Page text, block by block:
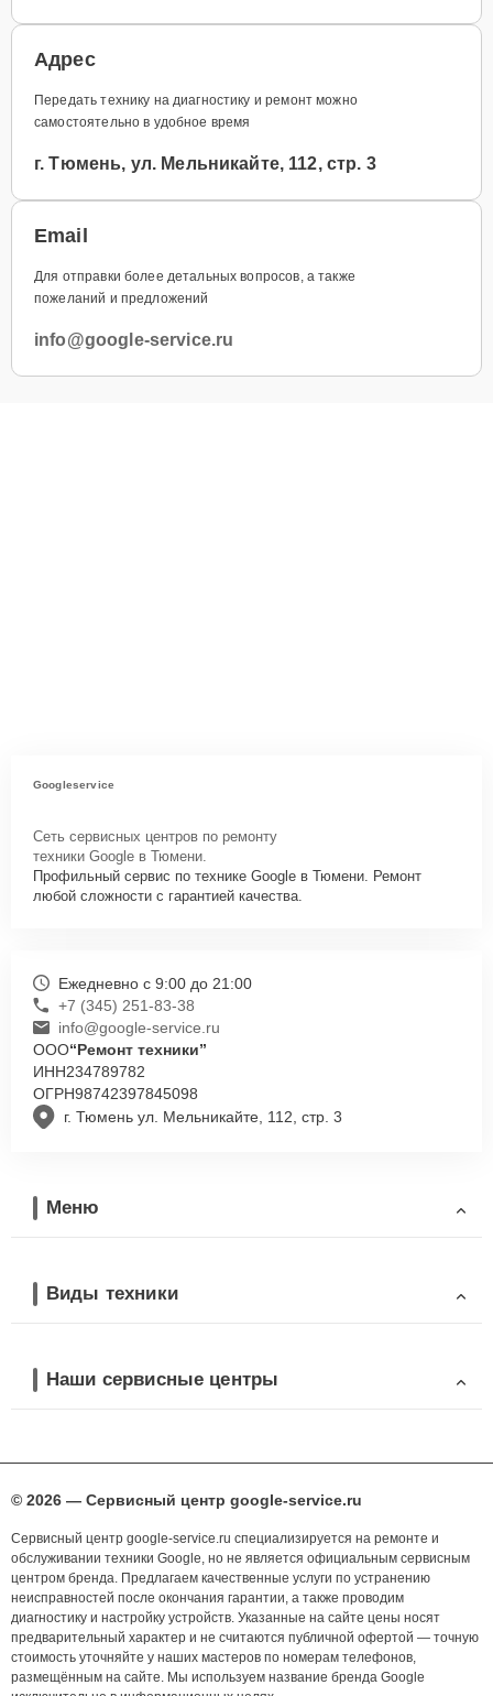
Адрес
Передать технику на диагностику и ремонт можно
самостоятельно в удобное время
г. Тюмень, ул. Мельникайте, 112, стр. 3
Email
Для отправки более детальных вопросов, а также
пожеланий и предложений
info@google-service.ru
Googleservice
Сеть сервисных центров по ремонту
техники Google в Тюмени.
Профильный сервис по технике Google в Тюмени. Ремонт
любой сложности с гарантией качества.
г. Тюмень ул. Мельникайте, 112, стр. 3
Ежедневно с 9:00 до 21:00
+7 (345) 251-83-38
info@google-service.ru
ООО“Ремонт техники”
ИНН234789782
ОГРН98742397845098
Меню
Виды техники
Наши сервисные центры
© 2026 — Сервисный центр google-service.ru
Сервисный центр google-service.ru специализируется на ремонте и
обслуживании техники Google, но не является официальным сервисным
центром бренда. Предлагаем качественные услуги по устранению
неисправностей после окончания гарантии, а также проводим
диагностику и настройку устройств. Указанные на сайте цены носят
предварительный характер и не считаются публичной офертой — точную
стоимость уточняйте у наших мастеров по номерам телефонов,
размещённым на сайте. Мы используем название бренда Google